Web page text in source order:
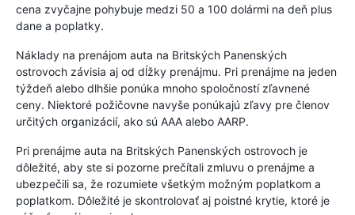
cena zvyčajne pohybuje medzi 50 a 100 dolármi na deň plus
dane a poplatky.
Náklady na prenájom auta na Britských Panenských
ostrovoch závisia aj od dĺžky prenájmu. Pri prenájme na jeden
týždeň alebo dlhšie ponúka mnoho spoločností zľavnené
ceny. Niektoré požičovne navyše ponúkajú zľavy pre členov
určitých organizácií, ako sú AAA alebo AARP.
Pri prenájme auta na Britských Panenských ostrovoch je
dôležité, aby ste si pozorne prečítali zmluvu o prenájme a
ubezpečili sa, že rozumiete všetkým možným poplatkom a
poplatkom. Dôležité je skontrolovať aj poistné krytie, ktoré je